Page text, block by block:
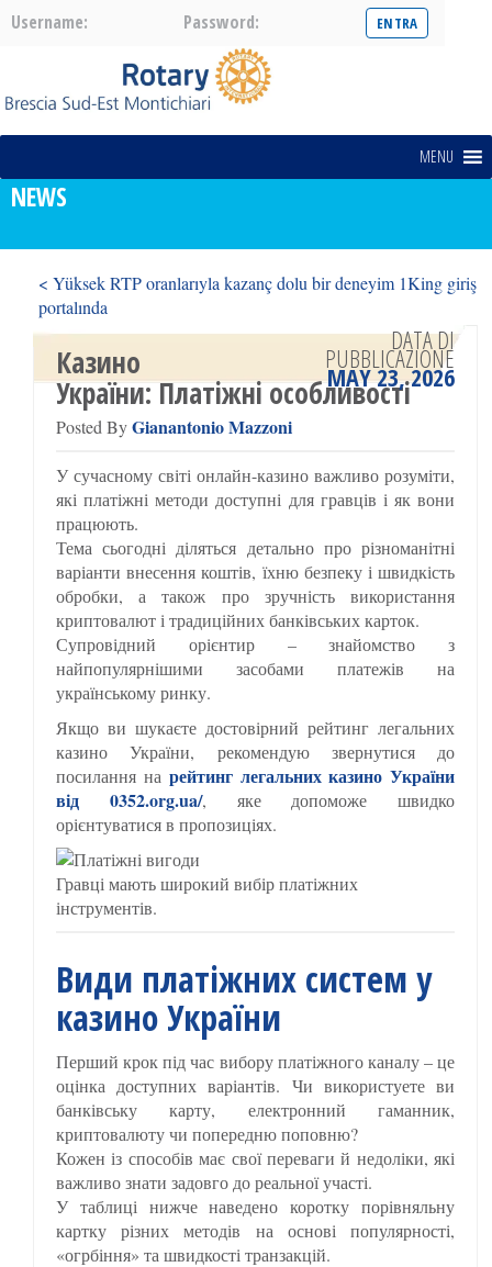
Username: Password:
MENU
NEWS
< Yüksek RTP oranlarıyla kazanç dolu bir deneyim 1King giriş
portalında
Кращі бонуси фрійленів у казино >
Казино
України: Платіжні особливості
Posted ByGianantonio Mazzoni
DATA DI
PUBBLICAZIONE
MAY 23, 2026
У сучасному світі онлайн-казино важливо розуміти,
які платіжні методи доступні для гравців і як вони
працюють.
Тема сьогодні діляться детально про різноманітні
варіанти внесення коштів, їхню безпеку і швидкість
обробки, а також про зручність використання
криптовалют і традиційних банківських карток.
Супровідний орієнтир – знайомство з
найпопулярнішими засобами платежів на
українському ринку.
Якщо ви шукаєте достовірний рейтинг легальних
казино України, рекомендую звернутися до
посилання на рейтинг легальних казино України
від 0352.org.ua/, яке допоможе швидко
орієнтуватися в пропозиціях.
Гравці мають широкий вибір платіжних
інструментів.
Види платіжних систем у
казино України
Перший крок під час вибору платіжного каналу – це
оцінка доступних варіантів. Чи використуете ви
банківську карту, електронний гаманник,
криптовалюту чи попередню поповню?
Кожен із способів має свої переваги й недоліки, які
важливо знати задовго до реальної участі.
У таблиці нижче наведено коротку порівняльну
картку різних методів на основі популярності,
«огрбіння» та швидкості транзакцій.